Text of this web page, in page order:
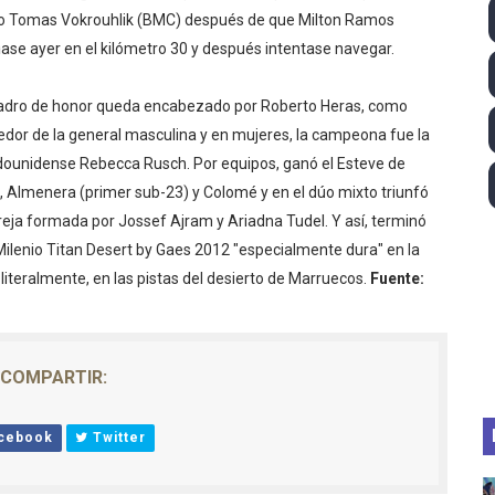
artística 2026 (París, Francia) - España domina
- Etapa 5
abiertas 2026 (París, Francia) - Dobletes de
moderno 2026 (Estambul, Turquía)
Gran Bretaña
Tomas Vokrouhlik (BMC) después de que Milton Ramos
ayer en el kilómetro 30 y después intentase navegar.
de honor queda encabezado por Roberto Heras, como
de la general masculina y en mujeres, la campeona fue la
Rebecca Rusch. Por equipos, ganó el Esteve de
Almenera (primer sub-23) y Colomé y en el dúo mixto triunfó
formada por Jossef Ajram y Ariadna Tudel. Y así, terminó
Titan Desert by Gaes 2012 "especialmente dura" en la
en las pistas del desierto de Marruecos.
Fuente:
COMPARTIR:
Twitter